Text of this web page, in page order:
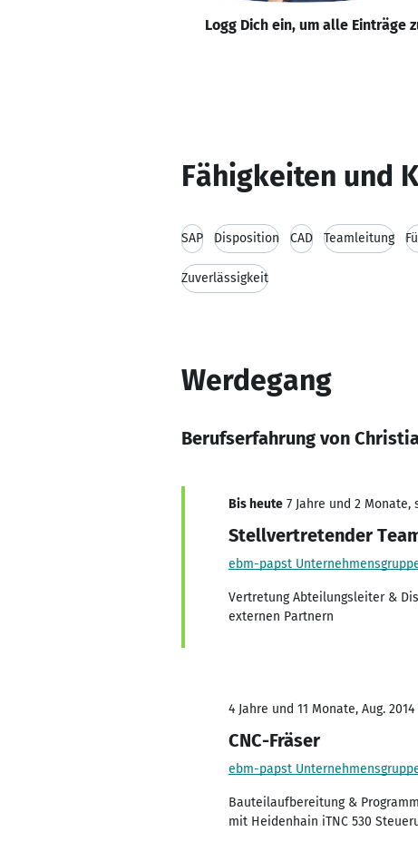
Logg Dich ein, um alle Einträge
Fähigkeiten und
SAP Disposition CAD Teamleitung
Zuverlässigkeit
Werdegang
Berufserfahrung von
Bis heute 7 Jahre und 2 Monate,
Stellvertretender
ebm-papst
Vertretung Abteilungsleiter &
externen Partnern
4 Jahre und 11 Monate, Aug.
CNC-Fräser
ebm-papst
Bauteilaufbereitung &
mit Heidenhain iTNC 530